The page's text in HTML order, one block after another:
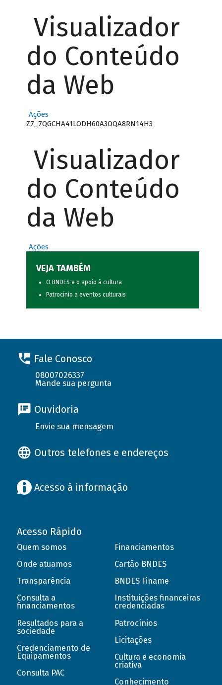
Visualizador
do Conteúdo
da Web
Ações
Z7_7QGCHA41LODH60A3OQA8RN14H3
Visualizador
do Conteúdo
da Web
Ações
VEJA TAMBÉM
O BNDES e o apoio à cultura
Patrocínio a eventos culturais
Fale Conosco
08007026337
Mande sua pergunta
Ouvidoria
Envie sua mensagem
Outros telefones e endereços
Acesso à informação
Acesso Rápido
Quem somos
Onde atuamos
Transparência
Consulta a
financiamentos
Resultados para a
sociedade
Credenciamento de
Equipamentos
Consulta PAC
Financiamentos
Cartão BNDES
BNDES Finame
Instituições financeiras
credenciadas
Patrocínios
Licitações
Cultura e economia
criativa
Conhecimento